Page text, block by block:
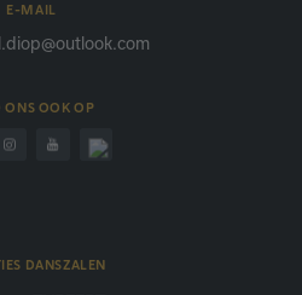
E-MAIL
ONS OOK OP
DANSZALEN